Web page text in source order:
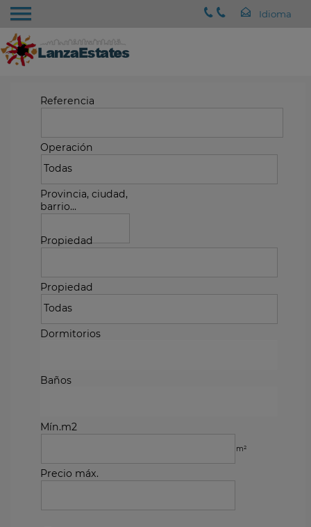
Referencia
Operación
Provincia, ciudad,
barrio...
Propiedad
Propiedad
Dormitorios
Baños
Mín.m2
m²
Precio máx.